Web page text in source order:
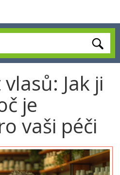
Jak ji
je
vaši péči